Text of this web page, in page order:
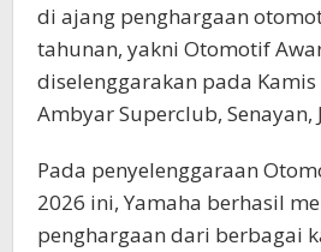
di ajang penghargaan
tahunan, yakni Otomotif
diselenggarakan pada Kamis
Ambyar Superclub, Senayan,
Pada penyelenggaraan
2026 ini, Yamaha berhasil
penghargaan dari berbagai